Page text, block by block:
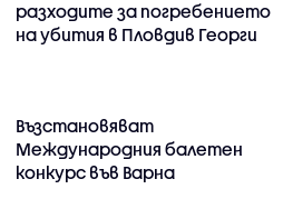
разходите за погребението
на убития в Пловдив Георги
Възстановяват
Международния балетен
конкурс във Варна